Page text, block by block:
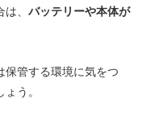
、 バッテリーや本体が
保管する環境に気をつ
う。